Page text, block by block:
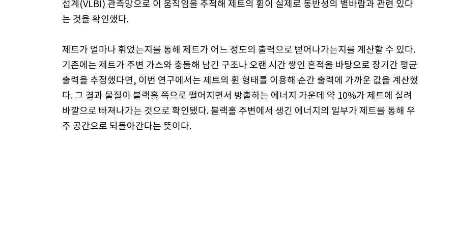
섭계(VLBI) 관측망으로 이 움직임을 추적해 제트의 휨이 실제로 동반성의 별바람과 관련 있다
는 것을 확인했다.
제트가 얼마나 휘었는지를 통해 제트가 어느 정도의 출력으로 뻗어나가는지를 계산할 수 있다.
기존에는 제트가 주변 가스와 충돌해 남긴 구조나 오랜 시간 쌓인 흔적을 바탕으로 장기간 평균
출력을 추정했다면, 이번 연구에서는 제트의 휜 형태를 이용해 순간 출력에 가까운 값을 계산했
다. 그 결과 물질이 블랙홀 쪽으로 떨어지면서 방출하는 에너지 가운데 약 10%가 제트에 실려
바깥으로 빠져나가는 것으로 확인됐다. 블랙홀 주변에서 생긴 에너지의 일부가 제트를 통해 우
주 공간으로 되돌아간다는 뜻이다.